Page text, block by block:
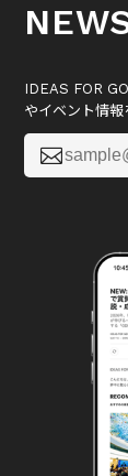
IDEAS FOR
やイベント情報
